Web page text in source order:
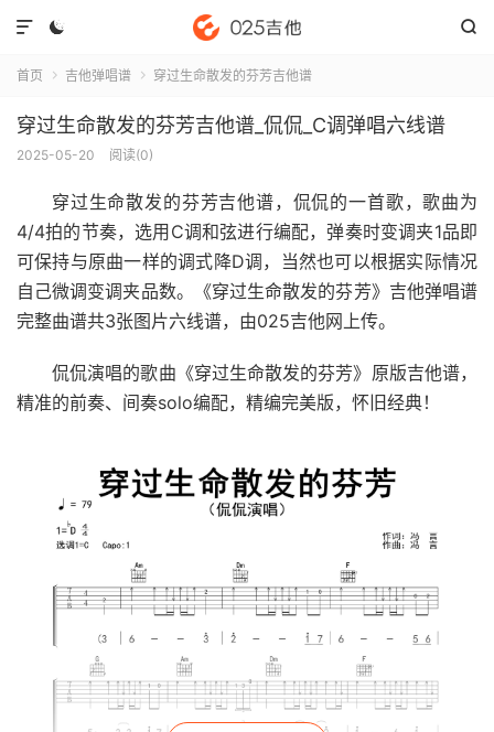
 

首页  吉他弹唱谱  穿过生命散发的芬芳吉他谱
穿过生命散发的芬芳吉他谱_侃侃_C调弹唱六线谱
2025-05-20 阅读(0)
穿过生命散发的芬芳吉他谱，侃侃的一首歌，歌曲为
4/4拍的节奏，选用C调和弦进行编配，弹奏时变调夹1品即
可保持与原曲一样的调式降D调，当然也可以根据实际情况
自己微调变调夹品数。《穿过生命散发的芬芳》吉他弹唱谱
完整曲谱共3张图片六线谱，由025吉他网上传。
侃侃演唱的歌曲《穿过生命散发的芬芳》原版吉他谱，
精准的前奏、间奏solo编配，精编完美版，怀旧经典！